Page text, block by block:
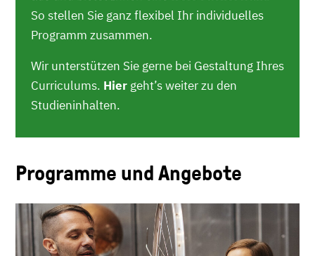
So stellen Sie ganz flexibel Ihr individuelles
Programm zusammen.
Wir unterstützen Sie gerne bei Gestaltung Ihres
Curriculums. Hier geht’s weiter zu den
Studieninhalten.
Programme und Angebote